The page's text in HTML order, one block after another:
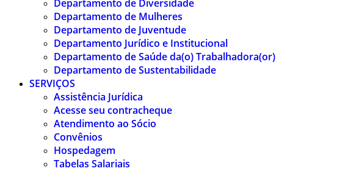
Departamento de Diversidade
Departamento de Mulheres
Departamento de Juventude
Departamento Jurídico e Institucional
Departamento de Saúde da(o) Trabalhadora(or)
Departamento de Sustentabilidade
SERVIÇOS
Assistência Jurídica
Acesse seu contracheque
Atendimento ao Sócio
Convênios
Hospedagem
Tabelas Salariais